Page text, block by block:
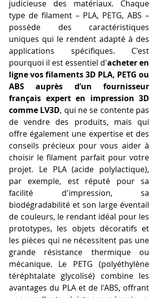
judicieuse des matériaux. Chaque
type de filament – PLA, PETG, ABS –
possède des caractéristiques
uniques qui le rendent adapté à des
applications spécifiques. C'est
pourquoi il est essentiel d'acheter en
ligne vos filaments 3D PLA, PETG ou
ABS auprès d’un fournisseur
français expert en impression 3D
comme LV3D, qui ne se contente pas
de vendre des produits, mais qui
offre également une expertise et des
conseils précieux pour vous aider à
choisir le filament parfait pour votre
projet. Le PLA (acide polylactique),
par exemple, est réputé pour sa
facilité d'impression, sa
biodégradabilité et son large éventail
de couleurs, le rendant idéal pour les
prototypes, les objets décoratifs et
les pièces qui ne nécessitent pas une
grande résistance thermique ou
mécanique. Le PETG (polyéthylène
téréphtalate glycolisé) combine les
avantages du PLA et de l'ABS, offrant